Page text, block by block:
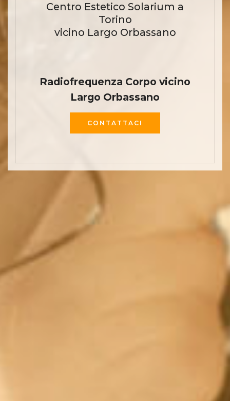
Centro Estetico Solarium a
Torino
vicino Largo Orbassano
Radiofrequenza Corpo vicino
Largo Orbassano
CONTATTACI